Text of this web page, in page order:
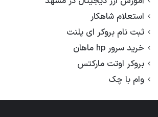
استعلام شاهکار
ثبت نام بروکر ای پلنت
خرید سرور hp ماهان
بروکر اوتت مارکتس
وام با چک